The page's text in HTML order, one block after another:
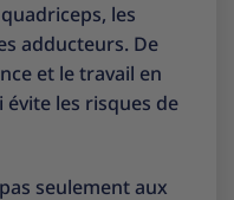
les
adducteurs. De
et le travail en
évite les risques de
seulement aux